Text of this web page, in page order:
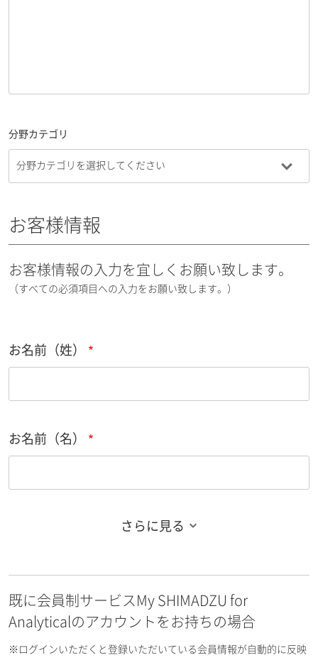
分野カテゴリ
お客様情報
お客様情報の入力を宜しくお願い致します。
（すべての必須項目への入力をお願い致します。）
お名前（姓）
お名前（名）
お名前フリガナ（名）
さらに見る
既に会員制サービスMy SHIMADZU for
Analyticalのアカウントをお持ちの場合
※ログインいただくと登録いただいている会員情報が自動的に反映